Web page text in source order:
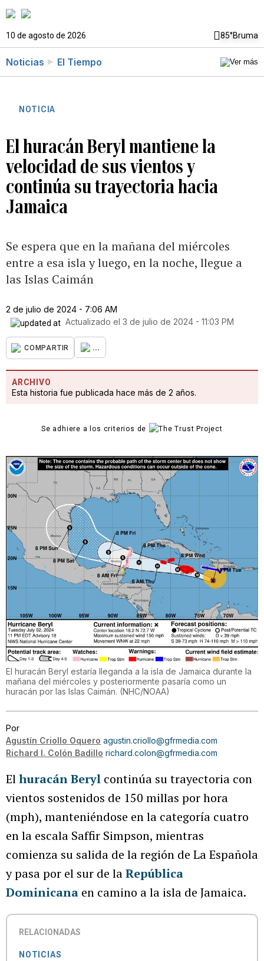
10 de agosto de 2026 85°Bruma
Noticias El Tiempo
NOTICIA
El huracán Beryl mantiene la
velocidad de sus vientos y
continúa su trayectoria hacia
Jamaica
Se espera que en la mañana del miércoles
entre a esa isla y luego, en la noche, llegue a
las Islas Caimán
2 de julio de 2024 - 7:06 AM
Actualizado el 3 de julio de 2024 - 11:03 PM
COMPARTIR ...
ARCHIVO
Esta historia fue publicada hace más de 2 años.
Se adhiere a los criterios de
El huracán Beryl estaría lleganda a la isla de Jamaica durante la
mañana del miércoles y posteriormente pasaría como un
huracán por las Islas Caimán. (NHC/NOAA)
Por
Agustín Criollo Oquero agustin.criollo@gfrmedia.com
Richard I. Colón Badillo richard.colon@gfrmedia.com
Elhuracán Beryl continúa su trayectoria con
vientos sostenidos de 150 millas por hora
(mph), manteniéndose en la categoría cuatro
en la escala Saffir Simpson, mientras
comienza su salida de la región de La Española
y pasa por el sur de laRepública
Dominicana en camino a la isla de Jamaica.
RELACIONADAS
NOTICIAS